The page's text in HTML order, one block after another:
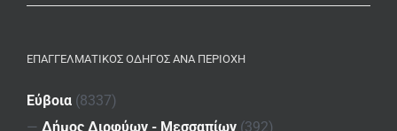
ΕΠΑΓΓΕΛΜΑΤΙΚΌΣ ΟΔΗΓΌΣ ΑΝΆ ΠΕΡΙΟΧΉ
Εύβοια (8337)
— Δήμος Διρφύων - Μεσσαπίων (392)